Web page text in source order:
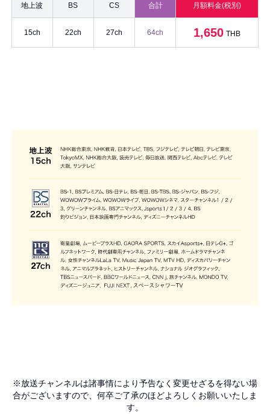
地上波 BS CS 合計 月額料金(税別)
15ch 22ch 27ch 64ch 1,650 THB
※放送チャンネルは諸事情により予告なく変更せざるを得ない場
合がございますので、何卒ご了承のほどよろしくお願いいたしま
す。